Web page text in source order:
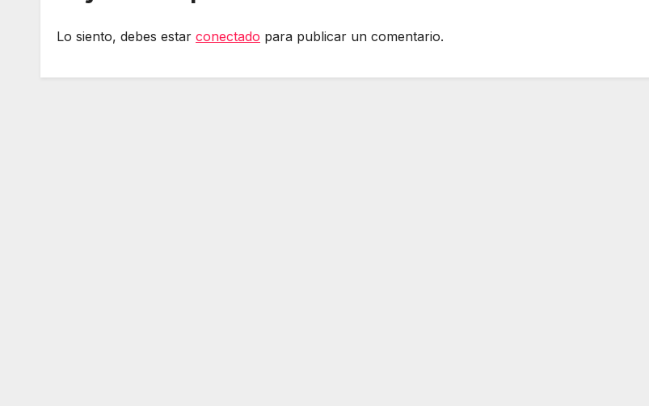
Lo siento, debes estar conectado para publicar un comentario.